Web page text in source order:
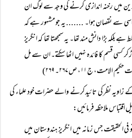
میں رخنہ اندازی کرنے کی وجہ سے لوگ ان
سے نقصان ہوا۔ ....... یہ جو مشہور ہے کہ
ہے بلکہ بڑا دانش مند تھا۔ یہ سمجھتا تھا کہ انگریز
کسی قسم کا فائدہ نہیں اٹھا سکتے۔ ان سے مل
الامت، ج ۱۱، ص ۲۶۷۔ ۲۶۹)
نظر کی تائید کرنے والے حضرات خود علماء کی
ملاحظہ فرمائیں:
فی الحقیقت جس زمانہ میں انگریز ہندوستان میں